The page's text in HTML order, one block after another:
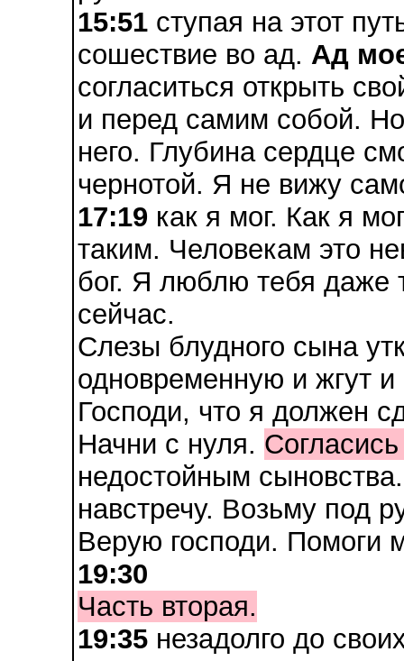
15:51 ступая на этот
сошествие во ад. Ад
согласиться открыть
и перед самим собой.
него. Глубина сердце
чернотой. Я не вижу
17:19 как я мог. Как я
таким. Человекам это
бог. Я люблю тебя даже
сейчас.
Слезы блудного сына
одновременную и жгут
Господи, что я должен
Начни с нуля.
недостойным
навстречу. Возьму под
Верую господи. Помоги
19:30
Часть вторая.
19:35 незадолго до